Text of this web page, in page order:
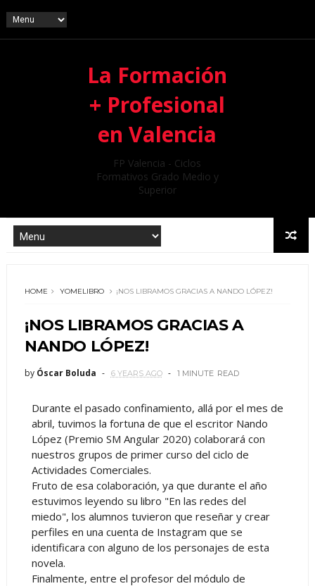
La Formación
+ Profesional
en Valencia
FP Valencia - Ciclos
Formativos Grado Medio y
Superior
HOME YOMELIBRO ¡NOS LIBRAMOS GRACIAS A NANDO LÓPEZ!
¡NOS LIBRAMOS GRACIAS A
NANDO LÓPEZ!
by Óscar Boluda 6 YEARS AGO 1 MINUTE READ
Durante el pasado confinamiento, allá por el mes de
abril, tuvimos la fortuna de que el escritor Nando
López (Premio SM Angular 2020) colaborará con
nuestros grupos de primer curso del ciclo de
Actividades Comerciales.
Fruto de esa colaboración, ya que durante el año
estuvimos leyendo su libro "En las redes del
miedo", los alumnos tuvieron que reseñar y crear
perfiles en una cuenta de Instagram que se
identificara con alguno de los personajes de esta
novela.
Finalmente, entre el profesor del módulo de